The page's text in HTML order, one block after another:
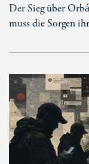
Der Sieg über
muss die Sorgen